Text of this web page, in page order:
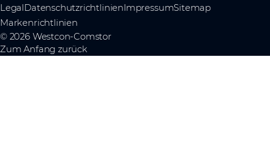
LegalDatenschutzrichtlinienImpressumSitemap
Markenrichtlinien
© 2026 Westcon-Comstor
Zum Anfang zurück